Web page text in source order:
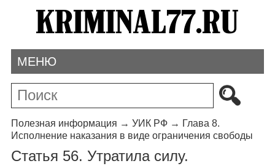
МЕНЮ
Полезная информация → УИК РФ→ Глава 8.
Исполнение наказания в виде ограничения свободы
Статья 56. Утратила силу.